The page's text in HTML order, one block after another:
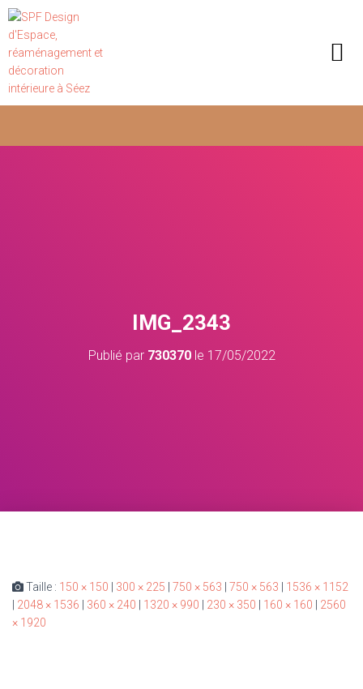
IMG_2343
Publié par 730370le 17/05/2022
Taille : 150 × 150 300 × 225 750 × 563 750 × 563
1536 × 1152
2048 × 1536 360 × 240 1320 × 990 230 × 350 160 × 160
2560
× 1920